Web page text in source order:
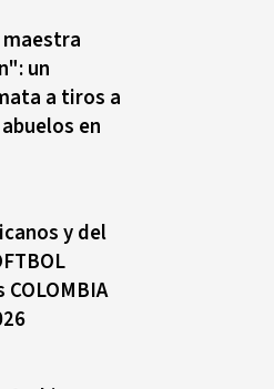
un
a tiros a
en
y del
COLOMBIA